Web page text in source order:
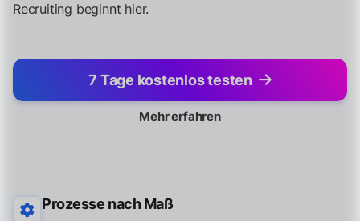
Recruiting beginnt hier.
7 Tage kostenlos testen
Mehr erfahren
Prozesse nach Maß